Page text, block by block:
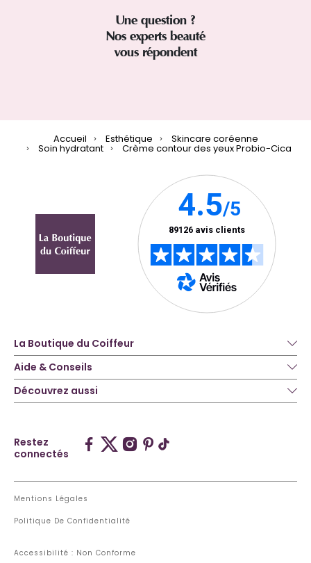
Une question ?
Nos experts beauté
vous répondent
Accueil Esthétique Skincare coréenne
Soin hydratant Crème contour des yeux Probio-Cica
La Boutique du Coiffeur
Aide & Conseils
Découvrez aussi
Restez
connectés
Mentions Légales
Politique De Confidentialité
Accessibilité : Non Conforme